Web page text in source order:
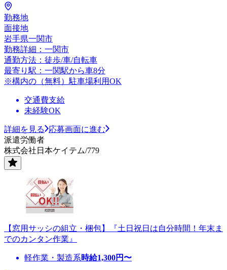
勤務地
面接地
岩手県一関市
勤務詳細：一関市
通勤方法：徒歩/車/自転車
最寄り駅：一関駅から車8分
※構内の（無料）駐車場利用OK
交通費支給
未経験OK
詳細を見る
応募画面に進む
派遣労働者
株式会社日本ケイテム/779
【窓用サッシの組立・梱包】『土日祝日は自分時間！年末ま
でのカンタン作業』
軽作業・製造系時給1,300円〜